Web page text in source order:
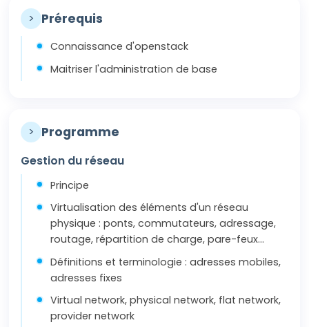
> Prérequis
Connaissance d'openstack
Maitriser l'administration de base
> Programme
Gestion du réseau
Principe
Virtualisation des éléments d'un réseau
physique : ponts, commutateurs, adressage,
routage, répartition de charge, pare-feux...
Définitions et terminologie : adresses mobiles,
adresses fixes
Virtual network, physical network, flat network,
provider network